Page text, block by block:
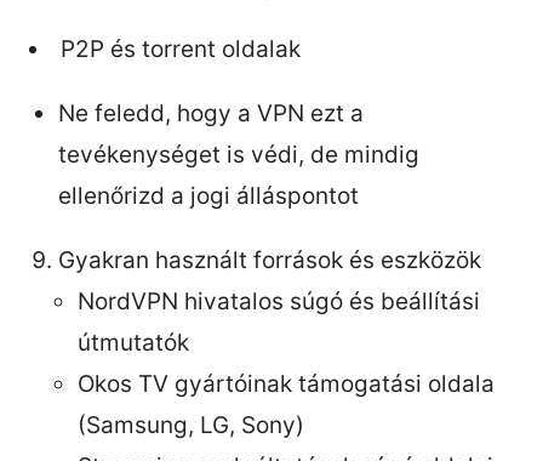
P2P és torrent oldalak
Ne feledd, hogy a VPN ezt a
tevékenységet is védi, de mindig
ellenőrizd a jogi álláspontot
Gyakran használt források és eszközök
NordVPN hivatalos súgó és beállítási
útmutatók
Okos TV gyártóinak támogatási oldala
(Samsung, LG, Sony)